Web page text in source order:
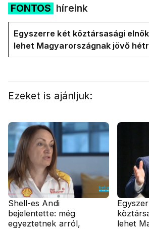
FONTOS híreink
Egyszerre két köztársasági
lehet Magyarországnak jövő
Ezeket is ajánljuk:
Shell-es Andi
bejelentette: még
egyeztetnek arról,
lehet